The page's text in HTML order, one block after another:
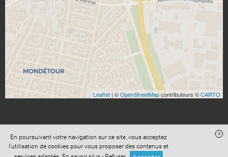
Leaflet | ©OpenStreetMapcontributeurs ©CARTO
Site réalisé avecDigital Avocat
Accès administration
Confidentialité
Conditions Générales de Vente
En poursuivant votre navigation sur ce site, vous acceptez
l'utilisation de cookies pour vous proposer des contenus et
x